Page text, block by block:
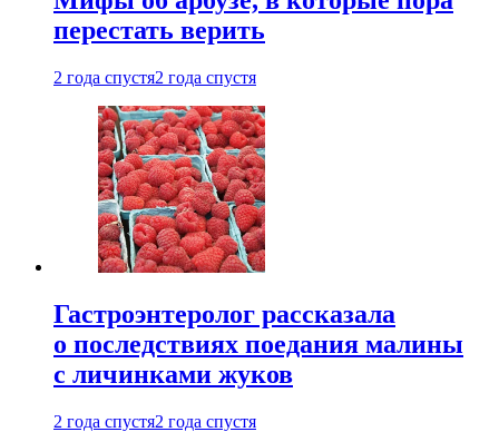
перестать верить
2 года спустя2 года спустя
Гастроэнтеролог рассказала
о последствиях поедания малины
с личинками жуков
2 года спустя2 года спустя